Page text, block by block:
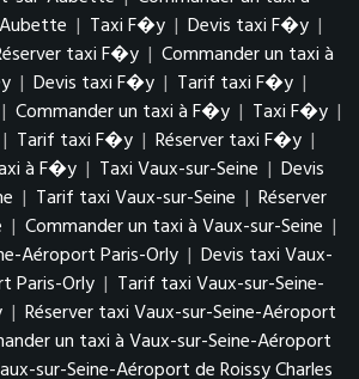
| Taxi F�y | Devis taxi F�y |
taxi F�y | Commander un taxi à
| Devis taxi F�y | Tarif taxi F�y |
| Commander un taxi à F�y | Taxi F�y |
| Tarif taxi F�y | Réserver taxi F�y |
à F�y | Taxi Vaux-sur-Seine | Devis
| Tarif taxi Vaux-sur-Seine | Réserver
| Commander un taxi à Vaux-sur-Seine |
Aéroport Paris-Orly | Devis taxi Vaux-
Paris-Orly | Tarif taxi Vaux-sur-Seine-
| Réserver taxi Vaux-sur-Seine-Aéroport
un taxi à Vaux-sur-Seine-Aéroport
sur-Seine-Aéroport de Roissy Charles